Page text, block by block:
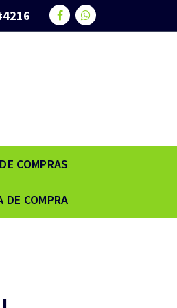
COMPRAS
DE COMPRA